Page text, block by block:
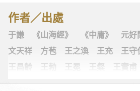
作者／出處
于謙 《山海經》 《中庸》 元好
文天祥
方苞 王之渙 王充 王守
王昌齡
王勃 王冕 王粲 王實甫
王翰
王觀 王讜 古詩十九首 古